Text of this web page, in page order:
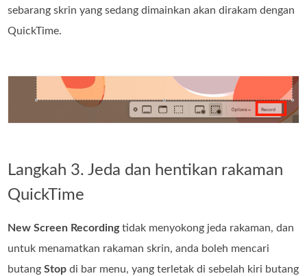
sebarang skrin yang sedang dimainkan akan dirakam dengan
QuickTime.
Langkah 3. Jeda dan hentikan rakaman
QuickTime
New Screen Recordingtidak menyokong jeda rakaman, dan
untuk menamatkan rakaman skrin, anda boleh mencari
butangStop di bar menu, yang terletak di sebelah kiri butang